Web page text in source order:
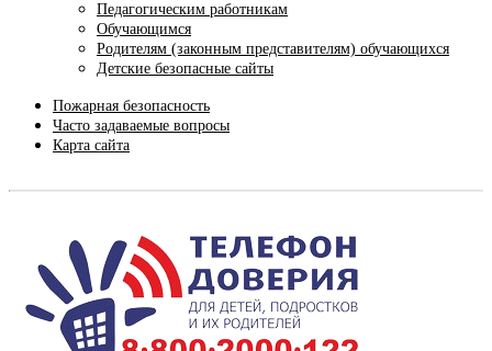
Педагогическим работникам
Обучающимся
Родителям (законным представителям) обучающихся
Детские безопасные сайты
Пожарная безопасность
Часто задаваемые вопросы
Карта сайта